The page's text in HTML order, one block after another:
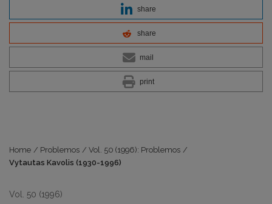
share
share
mail
print
Home / Problemos / Vol. 50 (1996): Problemos /
Vytautas Kavolis (1930-1996)
Vol. 50 (1996)